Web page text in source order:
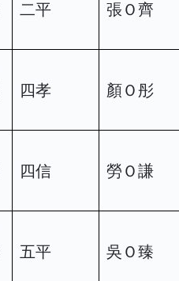
二平 張Ｏ齊
四孝 顏Ｏ彤
四信 勞Ｏ謙
五平 吳Ｏ臻